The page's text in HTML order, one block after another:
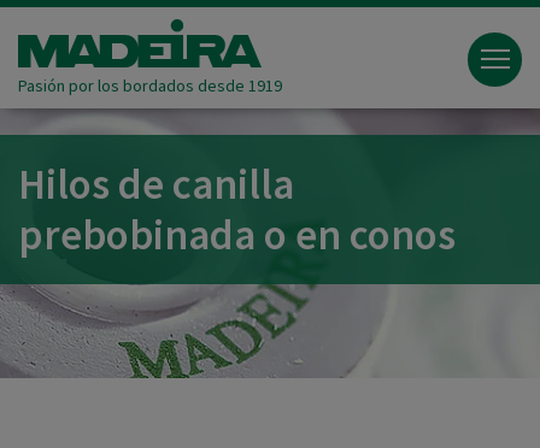
Pasión por los bordados desde 1919
Hilos de canilla
prebobinada o en conos